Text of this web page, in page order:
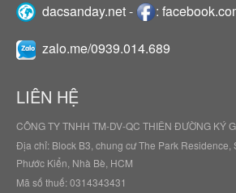
dacsanday.net- :
zalo.me/0939.014.689
LIÊN HỆ
CÔNG TY TNHH TM-DV-QC THIÊN ĐƯỜNG KÝ
Địa chỉ: Block B3, chung cư The Park Residence,
Phước Kiển, Nhà Bè, HCM
Mã số thuế: 0314343431